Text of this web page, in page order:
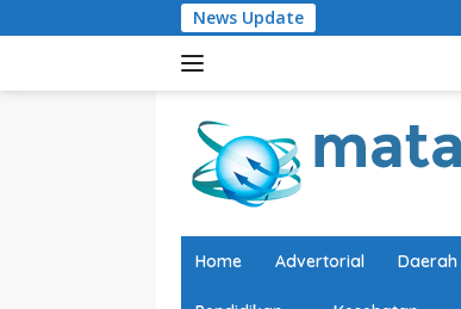
ke
News UpdateAjakan Doakan
Home Advertorial Daerah